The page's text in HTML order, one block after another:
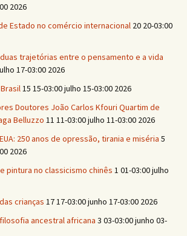
2026
Estado no comércio internacional 20 20-03:00
trajetórias entre o pensamento e a vida
17-03:00 2026
15 15-03:00 julho 15-03:00 2026
Doutores João Carlos Kfouri Quartim de
Belluzzo 11 11-03:00 julho 11-03:00 2026
250 anos de opressão, tirania e miséria 5
2026
pintura no classicismo chinês 1 01-03:00 julho
crianças 17 17-03:00 junho 17-03:00 2026
ancestral africana 3 03-03:00 junho 03-